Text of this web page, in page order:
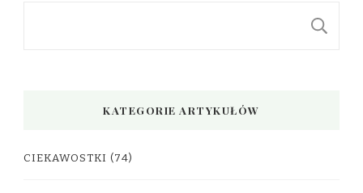
KATEGORIE ARTYKUŁÓW
CIEKAWOSTKI (74)